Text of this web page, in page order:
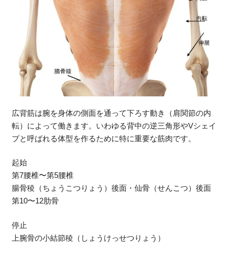
広背筋は腕を身体の側面を通って下ろす動き（肩関節の内
転）によって働きます。いわゆる背中の逆三角形やVシェイ
プと呼ばれる体型を作るために特に重要な筋肉です。
起始
第7腰椎〜第5腰椎
腸骨稜（ちょうこつりょう）後面・仙骨（せんこつ）後面
第10〜12肋骨
停止
上腕骨の小結節稜（しょうけっせつりょう）